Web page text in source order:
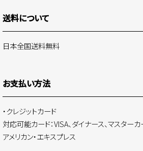
送料について
日本全国送料無料
お支払い方法
・クレジットカード
対応可能カード：VISA、ダイナース、マスターカ
アメリカン・エキスプレス